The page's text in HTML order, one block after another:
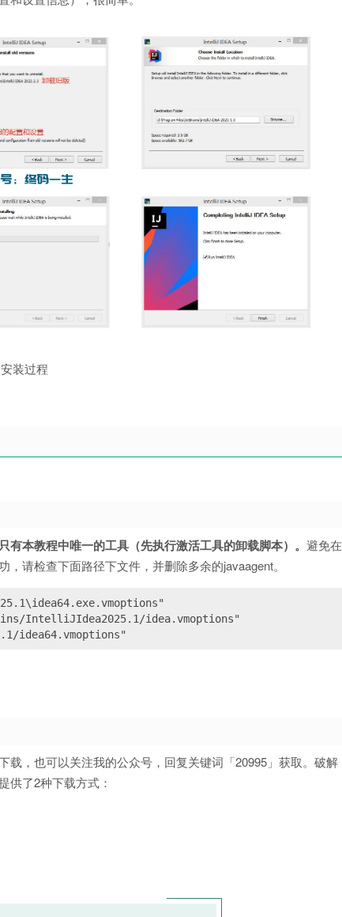
安装过程
本教程中唯一的工具（先执行激活工具的卸载脚本）。 避免在
请检查下面路径下文件，并删除多余的javaagent。
idea64.vmoptions"
，也可以关注我的公众号，回复关键词「20995」获取。破解
供了2种下载方式：